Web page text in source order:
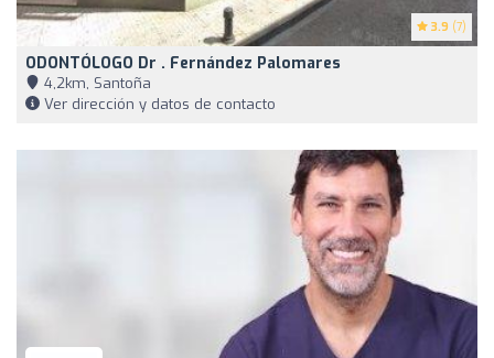
3.9 (7)
ODONTÓLOGO Dr . Fernández Palomares
4,2km, Santoña
Ver dirección y datos de contacto